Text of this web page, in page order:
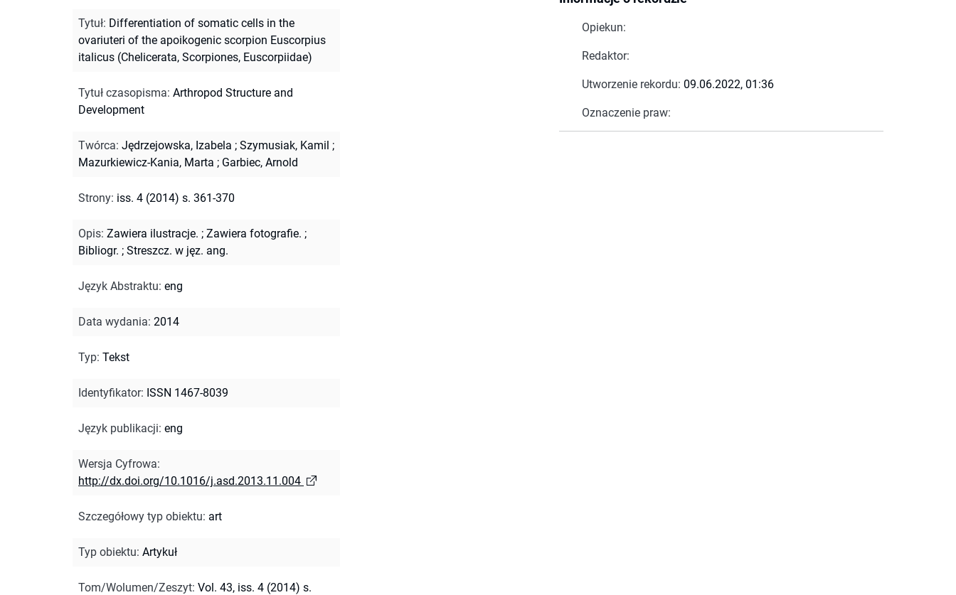
Opiekun:
Redaktor:
Utworzenie rekordu: 09.06.2022, 01:36
Oznaczenie praw:
Tytuł: Differentiation of somatic cells in the
ovariuteri of the apoikogenic scorpion Euscorpius
italicus (Chelicerata, Scorpiones, Euscorpiidae)
Tytuł czasopisma: Arthropod Structure and
Development
Twórca: Jędrzejowska, Izabela ; Szymusiak, Kamil ;
Mazurkiewicz-Kania, Marta ; Garbiec, Arnold
Strony: iss. 4 (2014) s. 361-370
Opis: Zawiera ilustracje. ; Zawiera fotografie. ;
Bibliogr. ; Streszcz. w jęz. ang.
Język Abstraktu: eng
Data wydania: 2014
Typ: Tekst
Identyfikator: ISSN 1467-8039
Język publikacji: eng
Wersja Cyfrowa:
http://dx.doi.org/10.1016/j.asd.2013.11.004
Szczegółowy typ obiektu: art
Typ obiektu: Artykuł
Tom/Wolumen/Zeszyt: Vol. 43, iss. 4 (2014) s.